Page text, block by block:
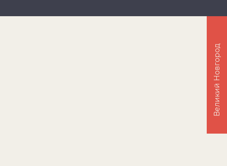
Великий Новгород